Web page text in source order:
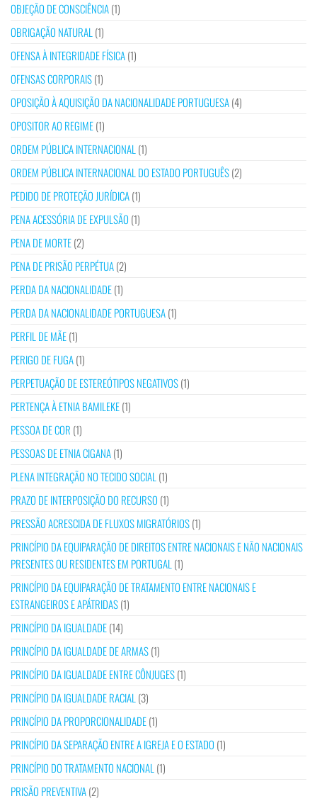
OBJEÇÃO DE CONSCIÊNCIA(1)
OBRIGAÇÃO NATURAL (1)
OFENSA À INTEGRIDADE FÍSICA(1)
OFENSAS CORPORAIS(1)
OPOSIÇÃO À AQUISIÇÃO DA NACIONALIDADE PORTUGUESA(4)
OPOSITOR AO REGIME(1)
ORDEM PÚBLICA INTERNACIONAL (1)
ORDEM PÚBLICA INTERNACIONAL DO ESTADO PORTUGUÊS(2)
PEDIDO DE PROTEÇÃO JURÍDICA(1)
PENA ACESSÓRIA DE EXPULSÃO (1)
PENA DE MORTE(2)
PENA DE PRISÃO PERPÉTUA(2)
PERDA DA NACIONALIDADE(1)
PERDA DA NACIONALIDADE PORTUGUESA(1)
PERFIL DE MÃE(1)
PERIGO DE FUGA(1)
PERPETUAÇÃO DE ESTEREÓTIPOS NEGATIVOS(1)
PERTENÇA À ETNIA BAMILEKE(1)
PESSOA DE COR (1)
PESSOAS DE ETNIA CIGANA(1)
PLENA INTEGRAÇÃO NO TECIDO SOCIAL (1)
PRAZO DE INTERPOSIÇÃO DO RECURSO (1)
PRESSÃO ACRESCIDA DE FLUXOS MIGRATÓRIOS(1)
PRINCÍPIO DA EQUIPARAÇÃO DE DIREITOS ENTRE NACIONAIS E NÃO NACIONAIS
PRESENTES OU RESIDENTES EM PORTUGAL (1)
PRINCÍPIO DA EQUIPARAÇÃO DE TRATAMENTO ENTRE NACIONAIS E
ESTRANGEIROS E APÁTRIDAS(1)
PRINCÍPIO DA IGUALDADE(14)
PRINCÍPIO DA IGUALDADE DE ARMAS(1)
PRINCÍPIO DA IGUALDADE ENTRE CÔNJUGES(1)
PRINCÍPIO DA IGUALDADE RACIAL (3)
PRINCÍPIO DA PROPORCIONALIDADE(1)
PRINCÍPIO DA SEPARAÇÃO ENTRE A IGREJA E O ESTADO (1)
PRINCÍPIO DO TRATAMENTO NACIONAL (1)
PRISÃO PREVENTIVA(2)